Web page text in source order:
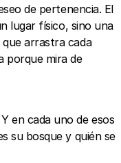
de pertenencia. El
lugar físico, sino una
arrastra cada
porque mira de
en cada uno de esos
su bosque y quién se